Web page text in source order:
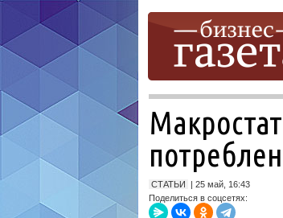
СТАТЬИ
| 25 май, 16:43
Поделиться в соцсетях: